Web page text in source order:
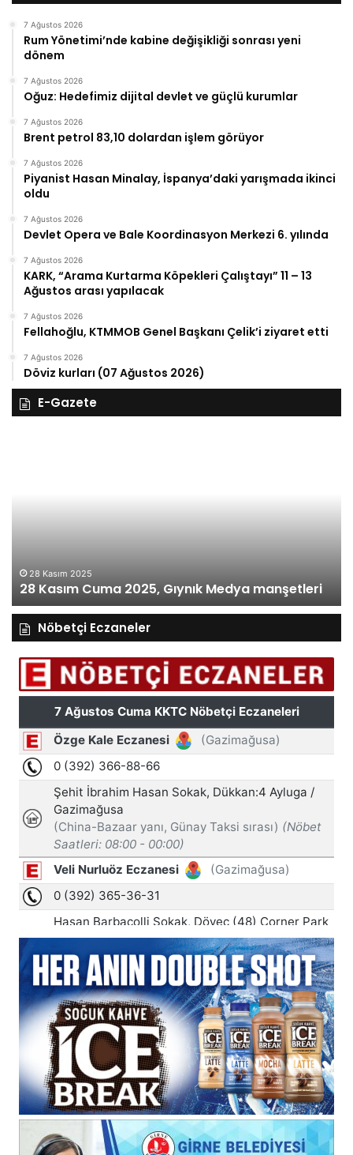
7 Ağustos 2026
Rum Yönetimi’nde kabine değişikliği sonrası yeni
dönem
7 Ağustos 2026
Oğuz: Hedefimiz dijital devlet ve güçlü kurumlar
7 Ağustos 2026
Brent petrol 83,10 dolardan işlem görüyor
7 Ağustos 2026
Piyanist Hasan Minalay, İspanya’daki yarışmada ikinci
oldu
7 Ağustos 2026
Devlet Opera ve Bale Koordinasyon Merkezi 6. yılında
7 Ağustos 2026
KARK, “Arama Kurtarma Köpekleri Çalıştayı” 11 – 13
Ağustos arası yapılacak
7 Ağustos 2026
Fellahoğlu, KTMMOB Genel Başkanı Çelik’i ziyaret etti
7 Ağustos 2026
Döviz kurları (07 Ağustos 2026)
E-Gazete
28 Kasım 2025
28 Kasım Cuma 2025, Gıynık Medya manşetleri
Nöbetçi Eczaneler